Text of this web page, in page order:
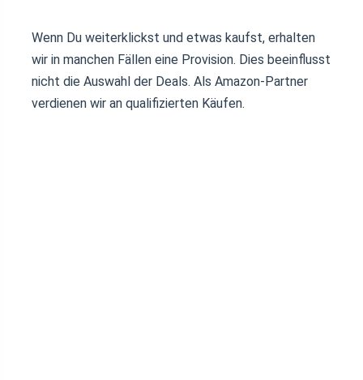
Wenn Du weiterklickst und etwas kaufst, erhalten
wir in manchen Fällen eine Provision. Dies beeinflusst
nicht die Auswahl der Deals. Als Amazon-Partner
verdienen wir an qualifizierten Käufen.